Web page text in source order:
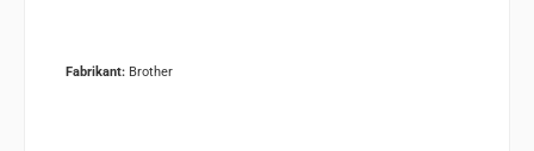
Fabrikant: Brother